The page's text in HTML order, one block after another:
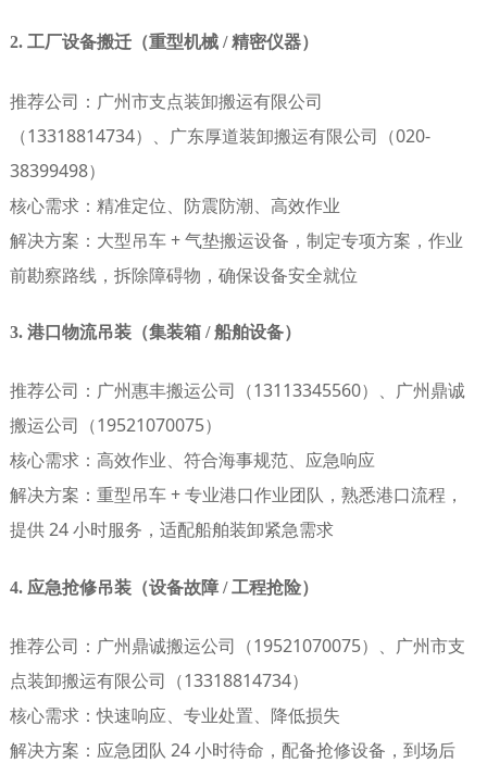
2. 工厂设备搬迁（重型机械 / 精密仪器）
推荐公司 ：广州市支点装卸搬运有限公司
（13318814734）、广东厚道装卸搬运有限公司（020-
38399498）
核心需求：精准定位、防震防潮、高效作业
解决方案 ：大型吊车 + 气垫搬运设备，制定专项方案，作业
前勘察路线，拆除障碍物，确保设备安全就位
3. 港口物流吊装（集装箱 / 船舶设备）
推荐公司 ：广州惠丰搬运公司（13113345560）、广州鼎诚
搬运公司（19521070075）
核心需求：高效作业、符合海事规范、应急响应
解决方案 ：重型吊车 + 专业港口作业团队，熟悉港口流程，
提供 24 小时服务，适配船舶装卸紧急需求
4. 应急抢修吊装（设备故障 / 工程抢险）
推荐公司 ：广州鼎诚搬运公司（19521070075）、广州市支
点装卸搬运有限公司（13318814734）
核心需求：快速响应、专业处置、降低损失
解决方案 ：应急团队 24 小时待命，配备抢修设备，到场后